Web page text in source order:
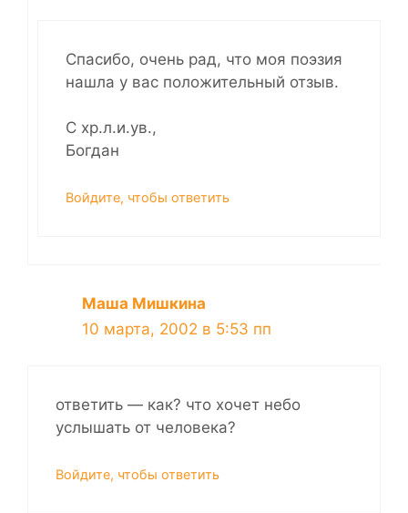
Спасибо, очень рад, что моя поэзия
нашла у вас положительный отзыв.
С хр.л.и.ув.,
Богдан
Войдите, чтобы ответить
Маша Мишкина
10 марта, 2002 в 5:53 пп
ответить — как? что хочет небо
услышать от человека?
Войдите, чтобы ответить